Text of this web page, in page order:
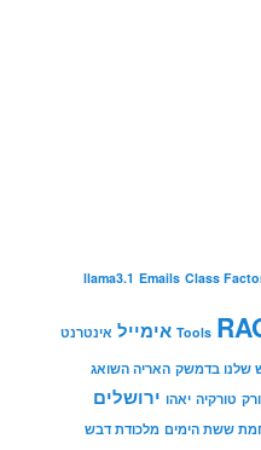
Class
Emails
llama3.1
Tools אימייל אינטרנט
שלנו בדמשק האריה השואג
טורקיה יאהו ירושלים
ששת הימים מלכודת דבש